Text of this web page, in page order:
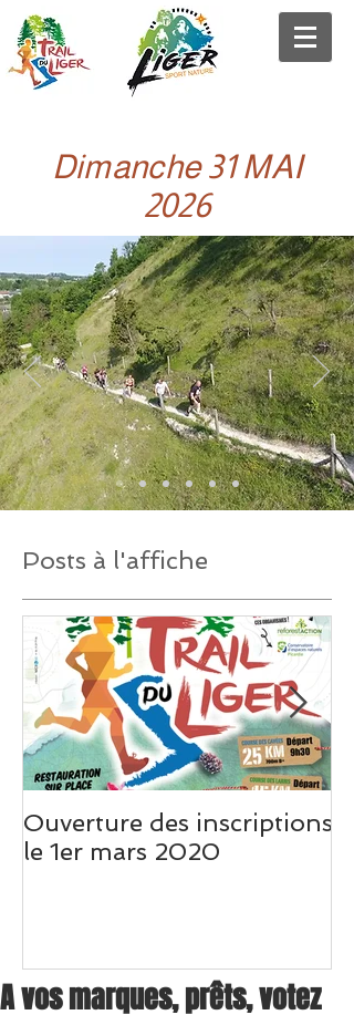
Dimanche 31 MAI
2026
Posts à l'affiche
Ouverture des inscriptions
le 1er mars 2020
A vos marques, prêts, votez